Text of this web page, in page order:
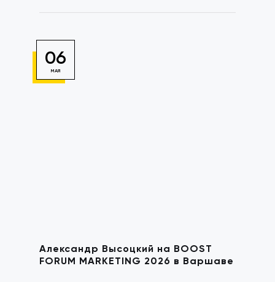
06
МАЯ
Александр Высоцкий на BOOST
FORUM MARKETING 2026 в Варшаве